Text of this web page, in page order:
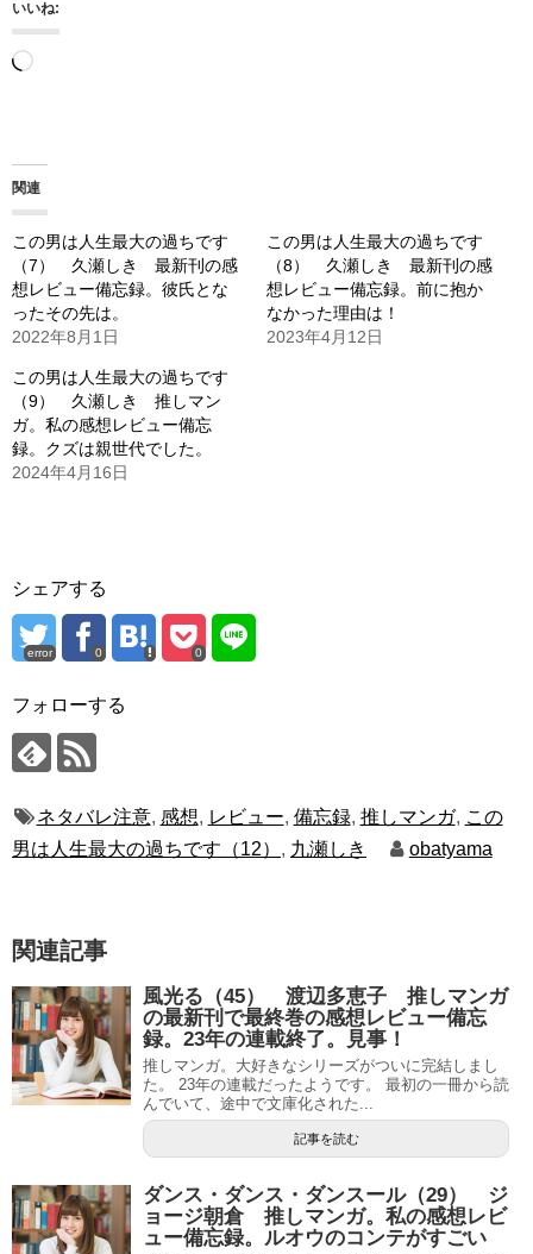
いいね:
読
み
中…
関連
この男は人生最大の過ちです
（7） 久瀬しき 最新刊の感
想レビュー備忘録。彼氏とな
ったその先は。
2022年8月1日
この男は人生最大の過ちです
（8） 久瀬しき 最新刊の感
想レビュー備忘録。前に抱か
なかった理由は！
2023年4月12日
この男は人生最大の過ちです
（9） 久瀬しき 推しマン
ガ。私の感想レビュー備忘
録。クズは親世代でした。
2024年4月16日
シェアする
error 0 0
フォローする
ネタバレ注意, 感想, レビュー, 備忘録, 推しマンガ, この
男は人生最大の過ちです（12） , 九瀬しき obatyama
関連記事
風光る（45） 渡辺多恵子 推しマンガ
の最新刊で最終巻の感想レビュー備忘
録。23年の連載終了。見事！
推しマンガ。大好きなシリーズがついに完結しまし
た。 23年の連載だったようです。 最初の一冊から読
んでいて、途中で文庫化された...
記事を読む
ダンス・ダンス・ダンスール（29） ジ
ョージ朝倉 推しマンガ。私の感想レビ
ュー備忘録。ルオウのコンテがすごい